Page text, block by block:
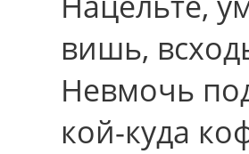
вишь,
Невмочь
кой-куда